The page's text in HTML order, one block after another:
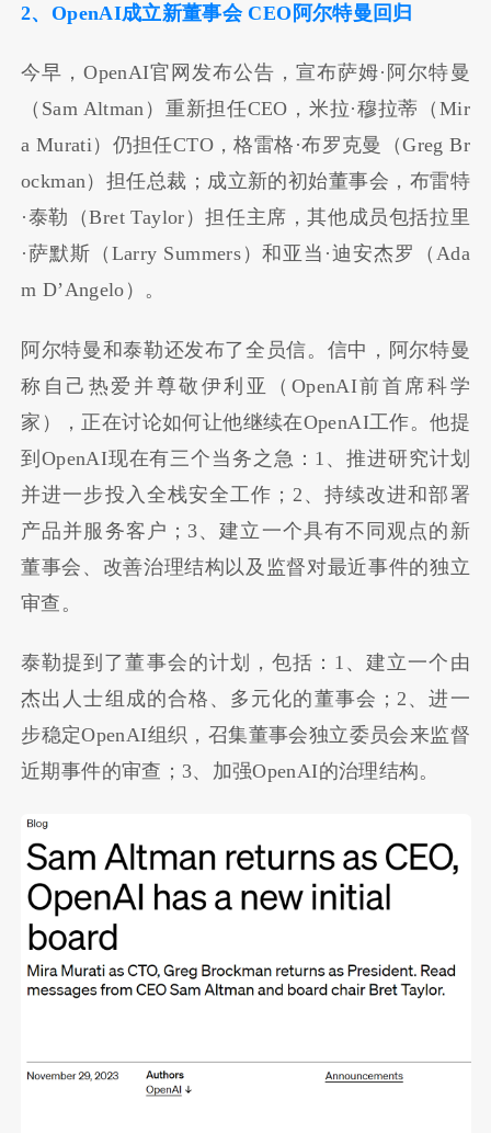
2、OpenAI成立新董事会 CEO阿尔特曼回归
今早，OpenAI官网发布公告，宣布萨姆·阿尔特曼
（Sam Altman）重新担任CEO，米拉·穆拉蒂（Mir
a Murati）仍担任CTO，格雷格·布罗克曼（Greg Br
ockman）担任总裁；成立新的初始董事会，布雷特
·泰勒（Bret Taylor）担任主席，其他成员包括拉里
·萨默斯（Larry Summers）和亚当·迪安杰罗（Ada
m D’Angelo）。
阿尔特曼和泰勒还发布了全员信。信中，阿尔特曼
称自己热爱并尊敬伊利亚（OpenAI前首席科学
家），正在讨论如何让他继续在OpenAI工作。他提
到OpenAI现在有三个当务之急：1、推进研究计划
并进一步投入全栈安全工作；2、持续改进和部署
产品并服务客户；3、建立一个具有不同观点的新
董事会、改善治理结构以及监督对最近事件的独立
审查。
泰勒提到了董事会的计划，包括：1、建立一个由
杰出人士组成的合格、多元化的董事会；2、进一
步稳定OpenAI组织，召集董事会独立委员会来监督
近期事件的审查；3、加强OpenAI的治理结构。